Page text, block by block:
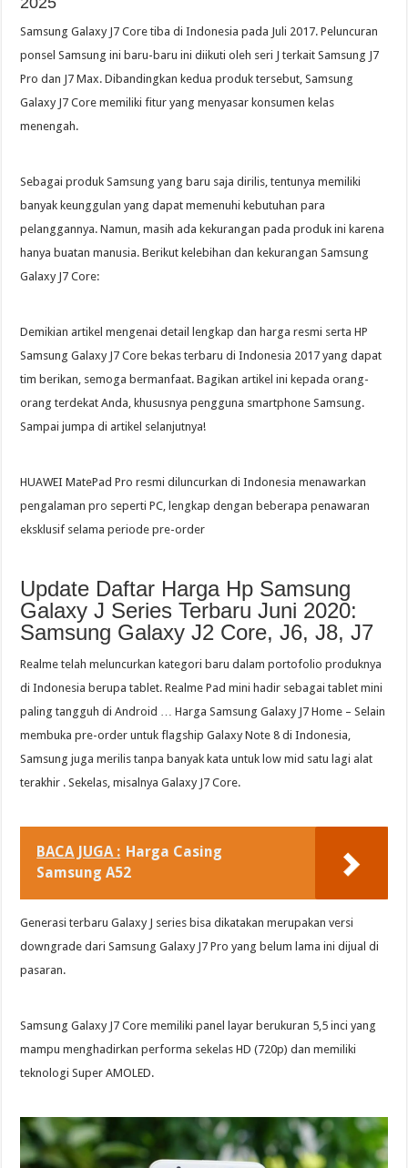
Samsung Galaxy J7 Core tiba di Indonesia pada Juli 2017. Peluncuran
ponsel Samsung ini baru-baru ini diikuti oleh seri J terkait Samsung J7
Pro dan J7 Max. Dibandingkan kedua produk tersebut, Samsung
Galaxy J7 Core memiliki fitur yang menyasar konsumen kelas
menengah.
Sebagai produk Samsung yang baru saja dirilis, tentunya memiliki
banyak keunggulan yang dapat memenuhi kebutuhan para
pelanggannya. Namun, masih ada kekurangan pada produk ini karena
hanya buatan manusia. Berikut kelebihan dan kekurangan Samsung
Galaxy J7 Core:
Demikian artikel mengenai detail lengkap dan harga resmi serta HP
Samsung Galaxy J7 Core bekas terbaru di Indonesia 2017 yang dapat
tim berikan, semoga bermanfaat. Bagikan artikel ini kepada orang-
orang terdekat Anda, khususnya pengguna smartphone Samsung.
Sampai jumpa di artikel selanjutnya!
HUAWEI MatePad Pro resmi diluncurkan di Indonesia menawarkan
pengalaman pro seperti PC, lengkap dengan beberapa penawaran
eksklusif selama periode pre-order
Update Daftar Harga Hp Samsung
Galaxy J Series Terbaru Juni 2020:
Samsung Galaxy J2 Core, J6, J8, J7
Realme telah meluncurkan kategori baru dalam portofolio produknya
di Indonesia berupa tablet. Realme Pad mini hadir sebagai tablet mini
paling tangguh di Android … Harga Samsung Galaxy J7 Home – Selain
membuka pre-order untuk flagship Galaxy Note 8 di Indonesia,
Samsung juga merilis tanpa banyak kata untuk low mid satu lagi alat
terakhir . Sekelas, misalnya Galaxy J7 Core.
BACA JUGA : Harga Casing
Samsung A52
Generasi terbaru Galaxy J series bisa dikatakan merupakan versi
downgrade dari Samsung Galaxy J7 Pro yang belum lama ini dijual di
pasaran.
Samsung Galaxy J7 Core memiliki panel layar berukuran 5,5 inci yang
mampu menghadirkan performa sekelas HD (720p) dan memiliki
teknologi Super AMOLED.